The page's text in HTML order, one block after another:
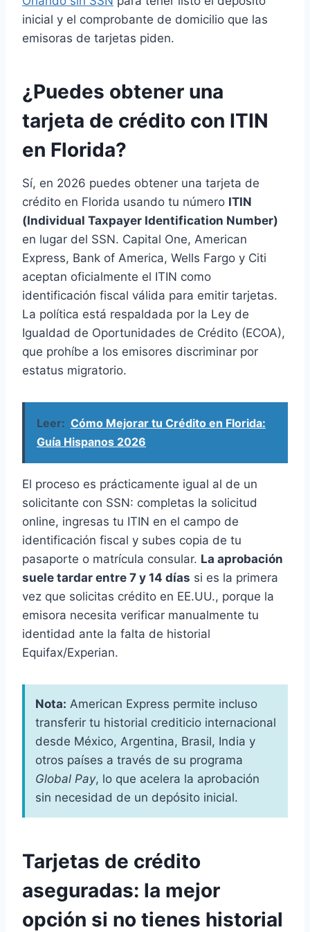
inicial y el comprobante de domicilio que las
emisoras de tarjetas piden.
¿Puedes obtener una
tarjeta de crédito con ITIN
en Florida?
Sí, en 2026 puedes obtener una tarjeta de
crédito en Florida usando tu número ITIN
(Individual Taxpayer Identification Number)
en lugar del SSN. Capital One, American
Express, Bank of America, Wells Fargo y Citi
aceptan oficialmente el ITIN como
identificación fiscal válida para emitir tarjetas.
La política está respaldada por la Ley de
Igualdad de Oportunidades de Crédito (ECOA),
que prohíbe a los emisores discriminar por
estatus migratorio.
Leer: Cómo Mejorar tu Crédito en Florida:
Guía Hispanos 2026
El proceso es prácticamente igual al de un
solicitante con SSN: completas la solicitud
online, ingresas tu ITIN en el campo de
identificación fiscal y subes copia de tu
pasaporte o matrícula consular. La aprobación
suele tardar entre 7 y 14 días si es la primera
vez que solicitas crédito en EE.UU., porque la
emisora necesita verificar manualmente tu
identidad ante la falta de historial
Equifax/Experian.
Nota: American Express permite incluso
transferir tu historial crediticio internacional
desde México, Argentina, Brasil, India y
otros países a través de su programa
Global Pay, lo que acelera la aprobación
sin necesidad de un depósito inicial.
Tarjetas de crédito
aseguradas: la mejor
opción si no tienes historial